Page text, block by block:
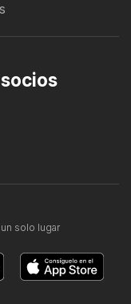
solo lugar